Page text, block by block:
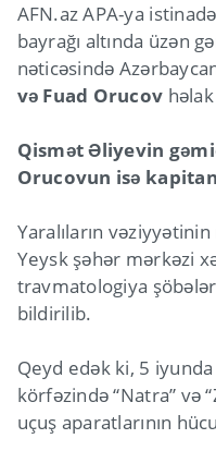
AFN.az APA-ya
bayrağı altında üzən
nəticəsində
və Fuad Orucov
Qismət Əliyevin
Orucovun isə
Yaralıların
Yeysk şəhər mərkəzi
travmatologiya
bildirilib.
Qeyd edək ki, 5
körfəzində “Natra” və
uçuş aparatlarının